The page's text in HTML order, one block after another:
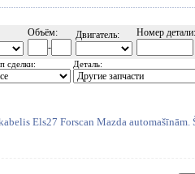
Объём:
-
Двигатель: Номер детали:
сделки: Деталь:
Els27 Forscan Mazda automašīnām.